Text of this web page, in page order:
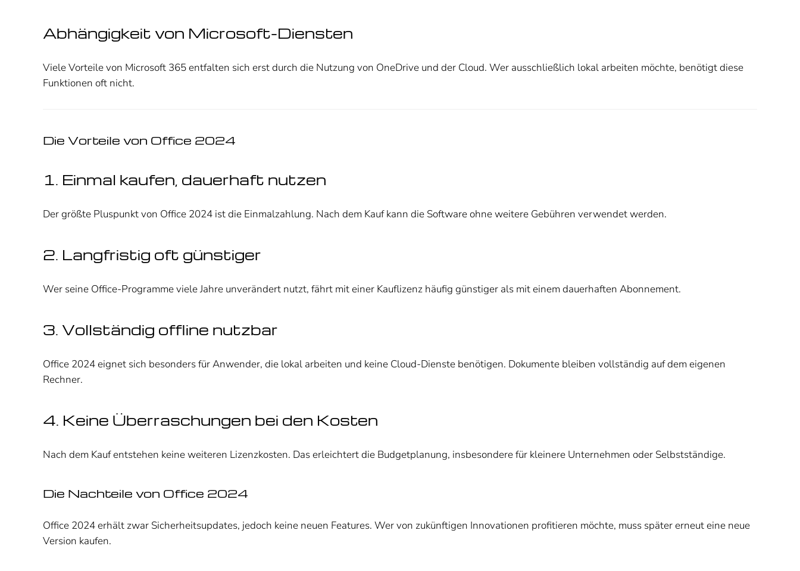
Abhängigkeit von Microsoft-Diensten
Viele Vorteile von Microsoft 365 entfalten sich erst durch die Nutzung von OneDrive und der Cloud. Wer ausschließlich lokal arbeiten möchte, benötigt diese
Funktionen oft nicht.
Die Vorteile von Office 2024
1. Einmal kaufen, dauerhaft nutzen
Der größte Pluspunkt von Office 2024 ist die Einmalzahlung. Nach dem Kauf kann die Software ohne weitere Gebühren verwendet werden.
2. Langfristig oft günstiger
Wer seine Office-Programme viele Jahre unverändert nutzt, fährt mit einer Kauflizenz häufig günstiger als mit einem dauerhaften Abonnement.
3. Vollständig offline nutzbar
Office 2024 eignet sich besonders für Anwender, die lokal arbeiten und keine Cloud-Dienste benötigen. Dokumente bleiben vollständig auf dem eigenen
Rechner.
4. Keine Überraschungen bei den Kosten
Nach dem Kauf entstehen keine weiteren Lizenzkosten. Das erleichtert die Budgetplanung, insbesondere für kleinere Unternehmen oder Selbstständige.
Die Nachteile von Office 2024
Office 2024 erhält zwar Sicherheitsupdates, jedoch keine neuen Features. Wer von zukünftigen Innovationen profitieren möchte, muss später erneut eine neue
Version kaufen.